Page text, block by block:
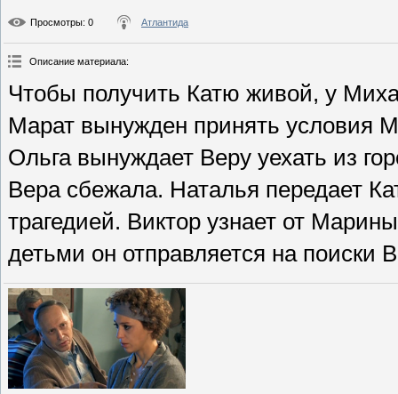
Просмотры: 0 Атлантида
Описание материала:
Чтобы получить Катю живой, у
Марат вынужден принять условия
Ольга вынуждает Веру уехать из
Вера сбежала. Наталья передает
трагедией. Виктор узнает от
детьми он отправляется на поиски